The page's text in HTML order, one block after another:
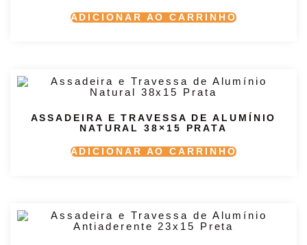
ADICIONAR AO CARRINHO
ASSADEIRA E TRAVESSA DE ALUMÍNIO
NATURAL 38×15 PRATA
ADICIONAR AO CARRINHO